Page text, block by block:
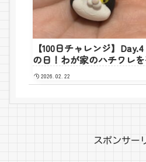
【100日チャレンジ】
の日！わが家のハチワレを
2026.02.22
スポンサー